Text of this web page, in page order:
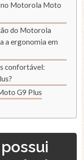
Motorola Moto
do Motorola
a ergonomia em
confortável:
G9 Plus